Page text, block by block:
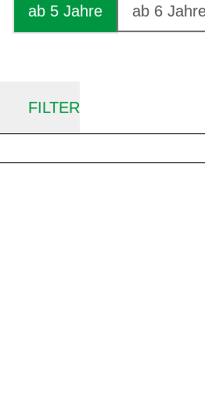
ab 5 Jahre ab 6
FILTER